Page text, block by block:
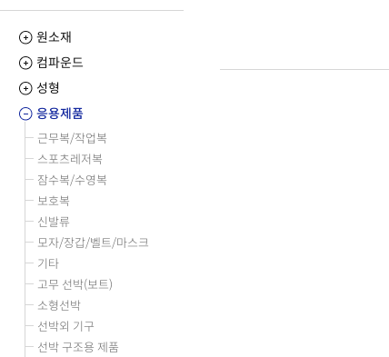
원소재
컴파운드
성형
응용제품
근무복/작업복
스포츠레저복
잠수복/수영복
보호복
신발류
모자/장갑/벨트/마스크
기타
고무 선박(보트)
소형선박
선박외 기구
선박 구조용 제품